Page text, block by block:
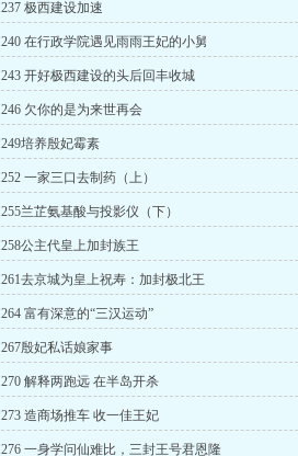
237 极西建设加速
240 在行政学院遇见雨雨王妃的小舅
243 开好极西建设的头后回丰收城
246 欠你的是为来世再会
249培养殷妃霉素
252 一家三口去制药（上）
255兰芷氨基酸与投影仪（下）
258公主代皇上加封族王
261去京城为皇上祝寿：加封极北王
264 富有深意的“三汉运动”
267殷妃私话娘家事
270 解释两跑远 在半岛开杀
273 造商场推车 收一佳王妃
276 一身学问仙难比，三封王号君恩隆